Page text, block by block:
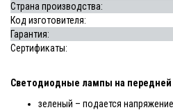
Страна производства:
Код изготовителя:
Гарантия:
Сертификаты:
Светодиодные лампы на передней
зеленый – подается напряжение